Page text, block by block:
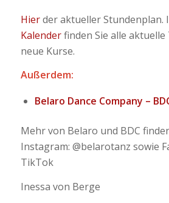
Hierder aktueller Stundenplan.
Kalenderfinden Sie alle aktuelle
neue Kurse.
Außerdem:
Belaro Dance Company –
Mehr von Belaro und BDC
Instagram: @belarotanz sowie
TikTok
Inessa von Berge